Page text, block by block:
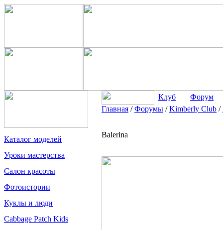
Каталог моделей
Уроки мастерства
Салон красоты
Фотоистории
Куклы и люди
Cabbage Patch Kids
Клуб
Форум
Главная /Форумы /Kimberly Club /
Balerina